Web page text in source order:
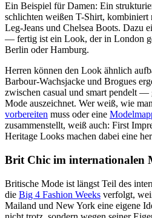
Ein Beispiel für Damen: Ein
schlichten weißen T-Shirt, kombiniert
Leg-Jeans und Chelsea Boots. Dazu
— fertig ist ein Look, der in London
Berlin oder Hamburg.
Herren können den Look ähnlich
Barbour-Wachsjacke und Brogues
zwischen casual und smart pendelt —
Mode auszeichnet. Wer weiß, wie
vorbereiten muss oder eine
zusammenstellt, weiß auch: First
Heritage Looks machen dabei eine
Brit Chic im internationalen
Britische Mode ist längst Teil des
die Big 4 Fashion Weeks verfolgt,
Mailand und New York eine eigene